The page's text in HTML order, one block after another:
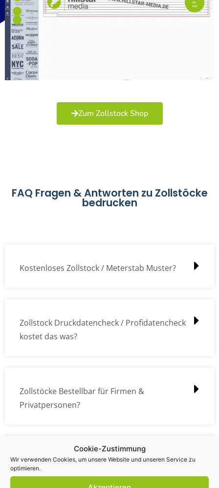
Cookie-Zustimmung
Wir verwenden Cookies, um unsere Website und unseren Service zu
optimieren.
Zum Zollstock Shop
FAQ Fragen & Antworten zu Zollstöcke
bedrucken
Kostenloses Zollstock / Meterstab Muster?
Zollstock Druckdatencheck / Profidatencheck
kostet das was?
Zollstöcke Bestellbar für Firmen &
Privatpersonen?
Wie kann ich die Daten (z.B. Logos und Texte)
übermitteln?